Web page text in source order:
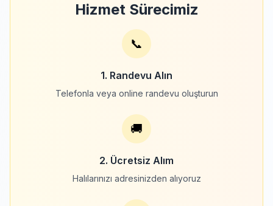
Hizmet Sürecimiz
📞
1. Randevu Alın
Telefonla veya online randevu oluşturun
🚚
2. Ücretsiz Alım
Halılarınızı adresinizden alıyoruz